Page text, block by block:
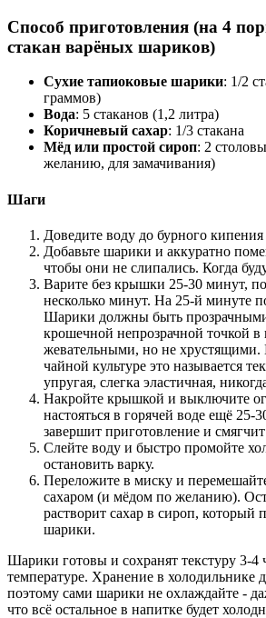
Способ приготовления (на 4
стакан варёных шариков)
Сухие тапиоковые шарики: 1/2
граммов)
Вода: 5 стаканов (1,2 литра)
Коричневый сахар: 1/3 стакана
Мёд или простой сироп: 2
желанию, для замачивания)
Шаги
Доведите воду до бурного
Добавьте шарики и аккуратно
чтобы они не слипались. Когда
Варите без крышки 25-30 минут,
несколько минут. На 25-й минуте
Шарики должны быть
крошечной непрозрачной точкой в
жевательными, но не хрустящими.
чайной культуре это называется
упругая, слегка эластичная,
Накройте крышкой и выключите
настояться в горячей воде ещё 25-
завершит приготовление и
Слейте воду и быстро промойте
остановить варку.
Переложите в миску и
сахаром (и мёдом по желанию).
растворит сахар в сироп, который
шарики.
Шарики готовы и сохранят текстуру 3-4
температуре. Хранение в холодильнике
поэтому сами шарики не охлаждайте -
что всё остальное в напитке будет